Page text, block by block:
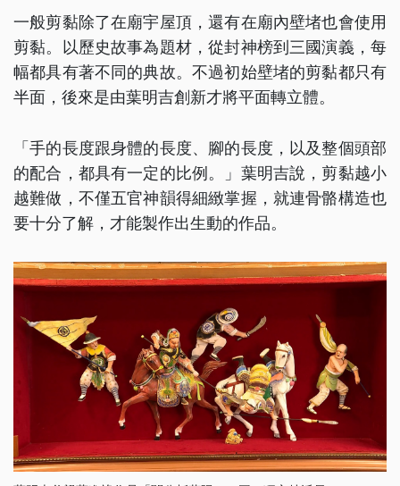
一般剪黏除了在廟宇屋頂，還有在廟內壁堵也會使用
剪黏。以歷史故事為題材，從封神榜到三國演義，每
幅都具有著不同的典故。不過初始壁堵的剪黏都只有
半面，後來是由葉明吉創新才將平面轉立體。
「手的長度跟身體的長度、腳的長度，以及整個頭部
的配合，都具有一定的比例。」葉明吉說，剪黏越小
越難做，不僅五官神韻得細緻掌握，就連骨骼構造也
要十分了解，才能製作出生動的作品。